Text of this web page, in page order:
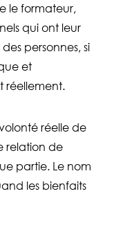
le formateur,
qui ont leur
personnes, si
et
réellement.
réelle de
relation de
partie. Le nom
les bienfaits